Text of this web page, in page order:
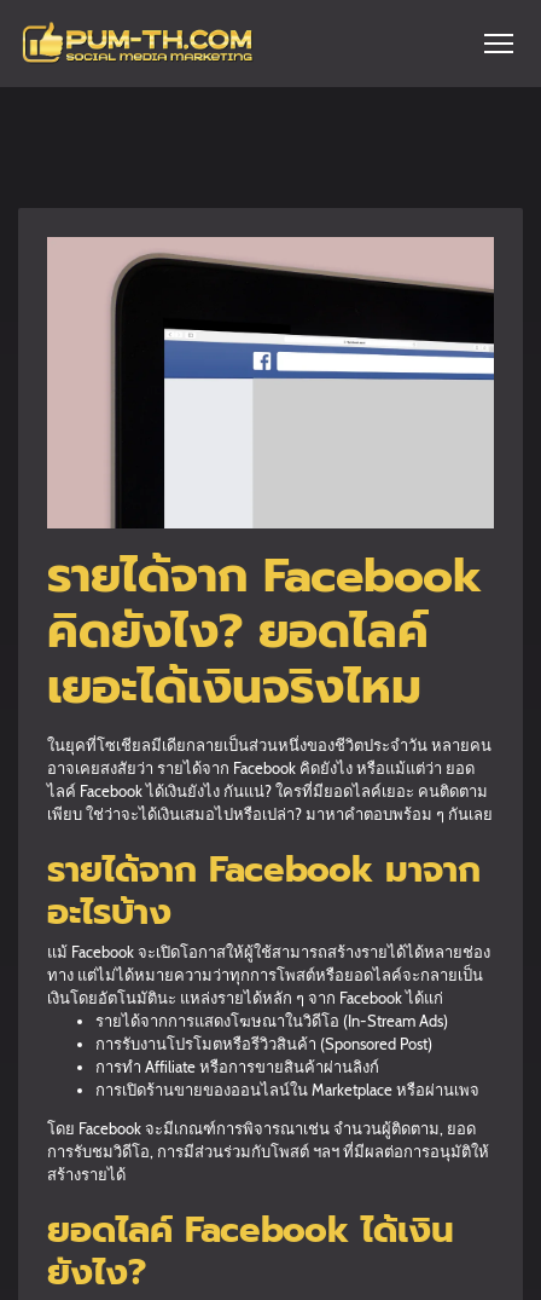
รายได้จาก Facebook
คิดยังไง? ยอดไลค์
เยอะได้เงินจริงไหม
ในยุคที่โซเชียลมีเดียกลายเป็นส่วนหนึ่งของชีวิตประจำวัน หลายคน
อาจเคยสงสัยว่า รายได้จาก Facebook คิดยังไง หรือแม้แต่ว่า ยอด
ไลค์ Facebook ได้เงินยังไง กันแน่? ใครที่มียอดไลค์เยอะ คนติดตาม
เพียบ ใช่ว่าจะได้เงินเสมอไปหรือเปล่า? มาหาคำตอบพร้อม ๆ กันเลย
รายได้จาก Facebook มาจาก
อะไรบ้าง
แม้ Facebook จะเปิดโอกาสให้ผู้ใช้สามารถสร้างรายได้ได้หลายช่อง
ทาง แต่ไม่ได้หมายความว่าทุกการโพสต์หรือยอดไลค์จะกลายเป็น
เงินโดยอัตโนมัตินะ แหล่งรายได้หลัก ๆ จาก Facebook ได้แก่
รายได้จากการแสดงโฆษณาในวิดีโอ (In-Stream Ads)
การรับงานโปรโมตหรือรีวิวสินค้า (Sponsored Post)
การทำ Affiliate หรือการขายสินค้าผ่านลิงก์
การเปิดร้านขายของออนไลน์ใน Marketplace หรือผ่านเพจ
โดย Facebook จะมีเกณฑ์การพิจารณาเช่น จำนวนผู้ติดตาม, ยอด
การรับชมวิดีโอ, การมีส่วนร่วมกับโพสต์ ฯลฯ ที่มีผลต่อการอนุมัติให้
สร้างรายได้
ยอดไลค์ Facebook ได้เงิน
ยังไง?